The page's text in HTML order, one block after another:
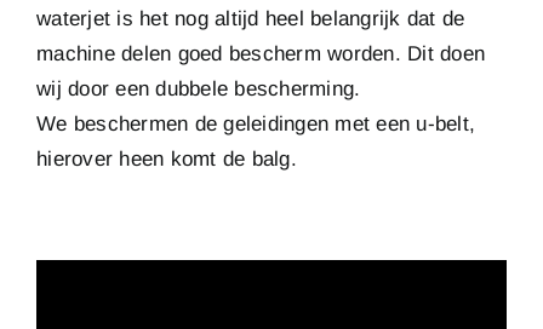
waterjet is het nog altijd heel belangrijk dat de
machine delen goed bescherm worden. Dit doen
wij door een dubbele bescherming.
We beschermen de geleidingen met een u-belt,
hierover heen komt de balg.